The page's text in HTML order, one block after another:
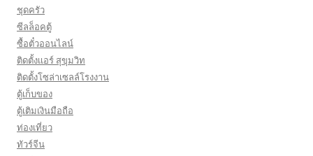
ชุดครัว
ซีลล็อคตู้
ซื้อตั๋วออนไลน์
ติดตั้งเเอร์ สุขุมวิท
ติดตั้งโซล่าเซลล์โรงงาน
ตู้เก็บของ
ตู้เติมเงินมือถือ
ท่องเที่ยว
ทัวร์จีน